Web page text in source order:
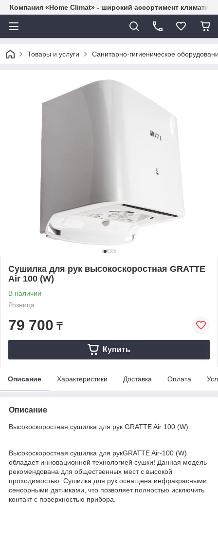
Компания «Home Climat» - широкий ассортимент
Товары и услуги Санитарно-гигиеническое
Сушилка для рук высокоскоростная GRATTE
Air 100 (W)
В наличии
Розница
79 700 ₸
Купить
Описание Характеристики Доставка Оплата
Описание
Высокоскоростная сушилка для рук GRATTE Air 100 (W):
Высокоскоростная сушилка для рукGRATTE Air-100 (W)
обладает инновационной технологией сушки! Данная модель
рекомендована для общественных мест с высокой
проходимостью. Сушилка для рук оснащена инфракрасными
сенсорными датчиками, что позволяет полностью исключить
контакт с поверхностью прибора.